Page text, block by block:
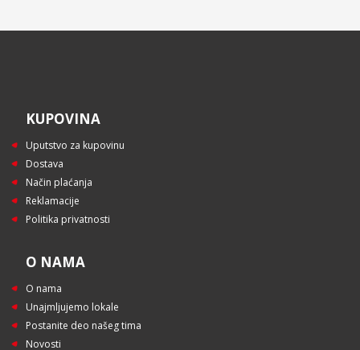
KUPOVINA
Uputstvo za kupovinu
Dostava
Način plaćanja
Reklamacije
Politika privatnosti
O NAMA
O nama
Unajmljujemo lokale
Postanite deo našeg tima
Novosti